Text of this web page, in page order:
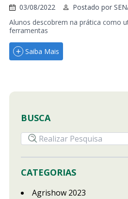
03/08/2022 Postado por
Alunos descobrem na prática como
ferramentas
Saiba Mais
BUSCA
CATEGORIAS
Agrishow 2023